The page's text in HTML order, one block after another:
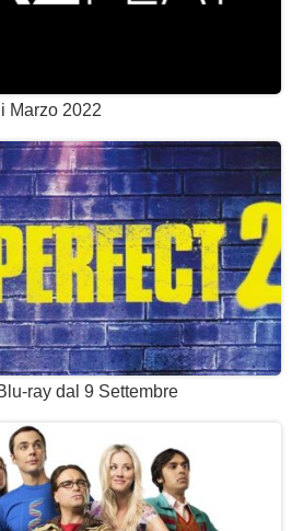
Marzo 2022
ray dal 9 Settembre